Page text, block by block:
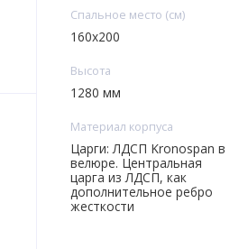
Спальное место (см)
160х200
Высота
1280 мм
Материал корпуса
Царги: ЛДСП Kronospan в
велюре. Центральная
царга из ЛДСП, как
дополнительное ребро
жесткости